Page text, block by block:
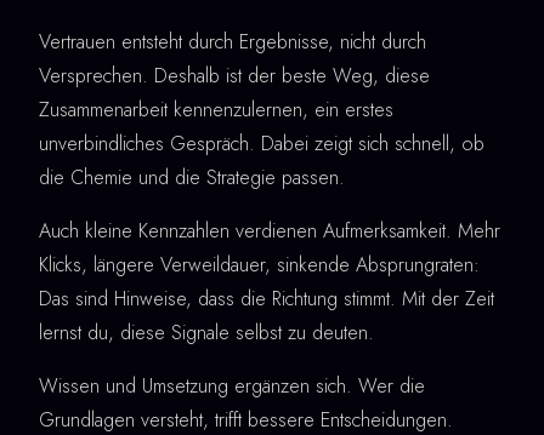
Vertrauen entsteht durch Ergebnisse, nicht durch
Versprechen. Deshalb ist der beste Weg, diese
Zusammenarbeit kennenzulernen, ein erstes
unverbindliches Gespräch. Dabei zeigt sich schnell, ob
die Chemie und die Strategie passen.
Auch kleine Kennzahlen verdienen Aufmerksamkeit. Mehr
Klicks, längere Verweildauer, sinkende Absprungraten:
Das sind Hinweise, dass die Richtung stimmt. Mit der Zeit
lernst du, diese Signale selbst zu deuten.
Wissen und Umsetzung ergänzen sich. Wer die
Grundlagen versteht, trifft bessere Entscheidungen.